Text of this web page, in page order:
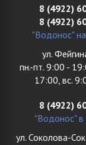
8 (4922)
8 (4922)
"Водонос"
ул.
пн.-пт. 9:00 -
17:00, вс.
8 (4922)
"Водонос"
ул. Соколова-